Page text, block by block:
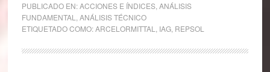
PUBLICADO EN:ACCIONES E ÍNDICES, ANÁLISIS
FUNDAMENTAL
ANÁLISIS TÉCNICO
ETIQUETADO COMO:ARCELORMITTAL IAG, REPSOL